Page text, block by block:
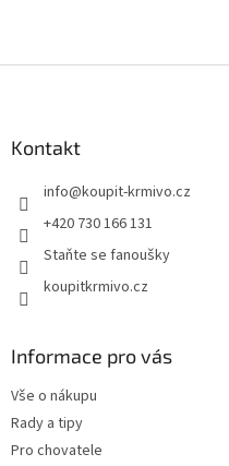
Kontakt
info@koupit-krmivo.cz
+420 730 166 131
Staňte se fanoušky
koupitkrmivo.cz
Informace pro vás
Vše o nákupu
Rady a tipy
Pro chovatele